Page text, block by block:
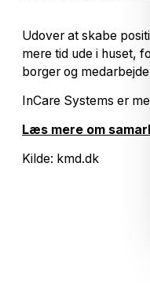
Udover at skabe
mere tid ude i huset,
borger og
InCare Systems er
Læs mere om
Kilde: kmd.dk